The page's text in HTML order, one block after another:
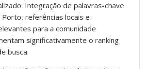
Integração de palavras-chave
referências locais e
para a comunidade
significativamente o ranking
busca.